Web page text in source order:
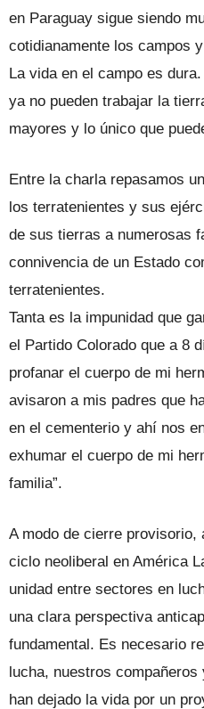
en Paraguay sigue siendo
cotidianamente los campos
La vida en el campo es
ya no pueden trabajar la
mayores y lo único que
Entre la charla repasamos
los terratenientes y sus
de sus tierras a numerosas
connivencia de un Estado
terratenientes.
Tanta es la impunidad que
el Partido Colorado que a 8
profanar el cuerpo de mi
avisaron a mis padres que
en el cementerio y ahí nos
exhumar el cuerpo de mi
familia”.
A modo de cierre provisorio,
ciclo neoliberal en América
unidad entre sectores en
una clara perspectiva
fundamental. Es necesario
lucha, nuestros
han dejado la vida por un